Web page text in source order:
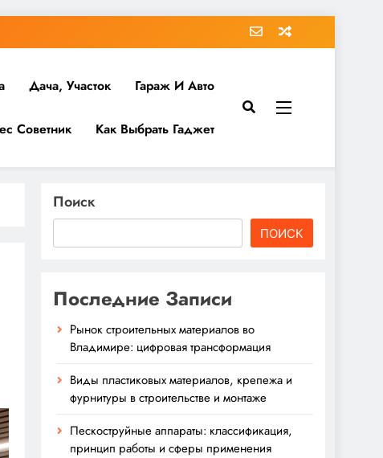
Дача, Участок Гараж И Авто
Советник Как Выбрать Гаджет
Поиск
ПОИСК
Последние Записи
Рынок строительных материалов во
Владимире: цифровая трансформация
Виды пластиковых материалов, крепежа и
фурнитуры в строительстве и монтаже
Пескоструйные аппараты: классификация,
принцип работы и сферы применения